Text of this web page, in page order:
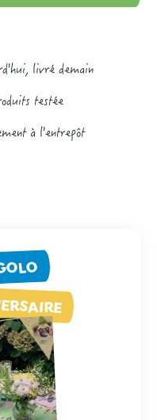
livré demain
testée
à l'entrepôt